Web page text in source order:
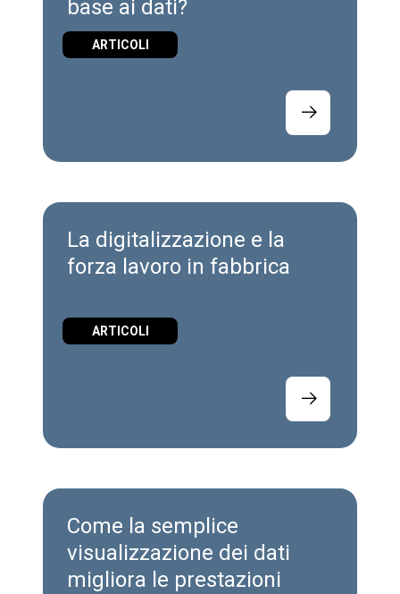
base ai dati?
ARTICOLI
La digitalizzazione e la
forza lavoro in fabbrica
ARTICOLI
Come la semplice
visualizzazione dei dati
migliora le prestazioni